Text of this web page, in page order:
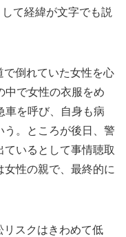
て経緯が文字でも説
倒れていた女性を心
中で女性の衣服をめ
車を呼び、自身も病
。ところが後日、警
いるとして事情聴取
女性の親で、最終的に
スクはきわめて低